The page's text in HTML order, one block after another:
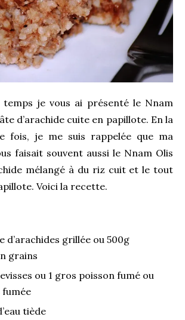
temps je vous ai présenté le Nnam
d’arachide cuite en papillote. En la
fois, je me suis rappelée que ma
faisait souvent aussi le Nnam Olis
mélangé à du riz cuit et le tout
Voici la recette.
d’arachides grillée ou 500g
grains
ou 1 gros poisson fumé ou
fumée
tiède